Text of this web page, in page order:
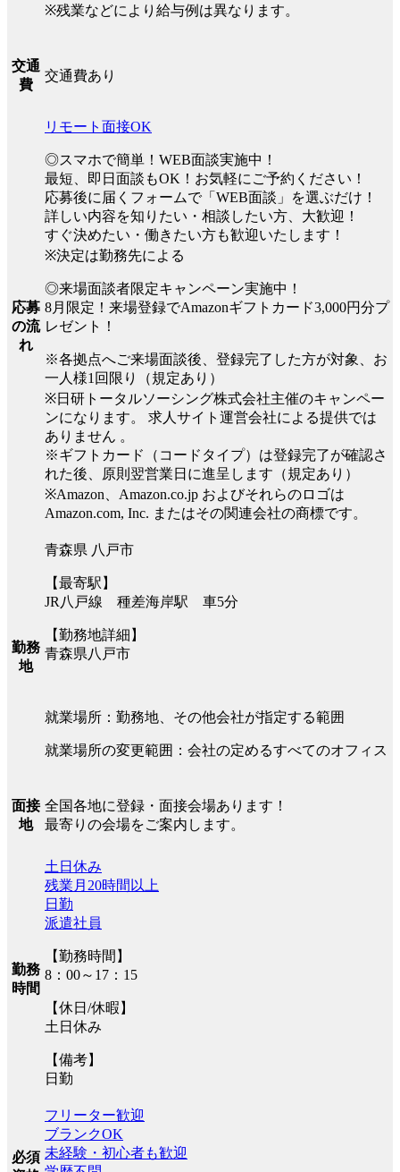
※残業などにより給与例は異なります。
交通
費
交通費あり
応募
の流
れ
リモート面接OK
◎スマホで簡単！WEB面談実施中！
最短、即日面談もOK！お気軽にご予約ください！
応募後に届くフォームで「WEB面談」を選ぶだけ！
詳しい内容を知りたい・相談したい方、大歓迎！
すぐ決めたい・働きたい方も歓迎いたします！
※決定は勤務先による
◎来場面談者限定キャンペーン実施中！
8月限定！来場登録でAmazonギフトカード3,000円分プ
レゼント！
※各拠点へご来場面談後、登録完了した方が対象、お
一人様1回限り（規定あり）
※日研トータルソーシング株式会社主催のキャンペー
ンになります。 求人サイト運営会社による提供では
ありません 。
※ギフトカード（コードタイプ）は登録完了が確認さ
れた後、原則翌営業日に進呈します（規定あり）
※Amazon、Amazon.co.jp およびそれらのロゴは
Amazon.com, Inc. またはその関連会社の商標です。
勤務
地
青森県 八戸市
【最寄駅】
JR八戸線 種差海岸駅 車5分
【勤務地詳細】
青森県八戸市
就業場所：勤務地、その他会社が指定する範囲
就業場所の変更範囲：会社の定めるすべてのオフィス
面接
地
全国各地に登録・面接会場あります！
最寄りの会場をご案内します。
勤務
時間
土日休み
残業月20時間以上
日勤
派遣社員
【勤務時間】
8：00～17：15
【休日/休暇】
土日休み
【備考】
日勤
必須
フリーター歓迎
ブランクOK
未経験・初心者も歓迎